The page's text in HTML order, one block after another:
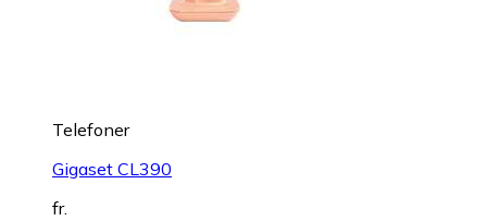
Telefoner
Gigaset CL390
fr.